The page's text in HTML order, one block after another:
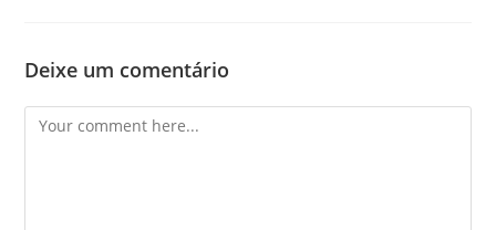
Deixe um comentário